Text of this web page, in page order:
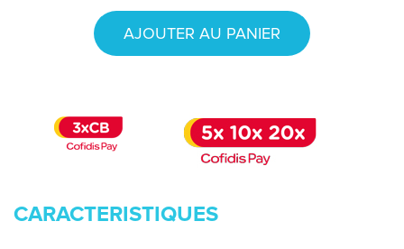
AJOUTER AU PANIER
CARACTERISTIQUES